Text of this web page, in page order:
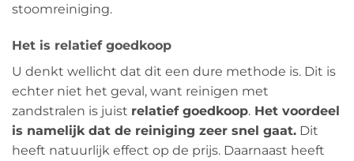
stoomreiniging.
Het is relatief goedkoop
U denkt wellicht dat dit een dure methode is. Dit is
echter niet het geval, want reinigen met
zandstralen is juist relatief goedkoop. Het voordeel
is namelijk dat de reiniging zeer snel gaat. Dit
heeft natuurlijk effect op de prijs. Daarnaast heeft